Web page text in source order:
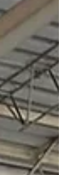
despertado dudas
Si te mueves a
Aburrá, este
explicamos, e